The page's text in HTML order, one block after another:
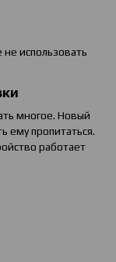
использовать
многое. Новый
ему пропитаться.
работает